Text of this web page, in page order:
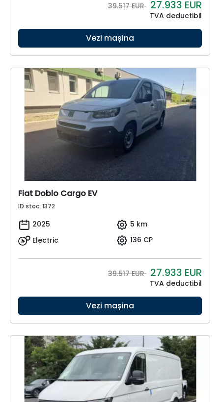
39.517 EUR 27.933 EUR
TVA deductibil
Vezi mașina
Fiat Doblo Cargo EV
ID stoc: 1372
2025
5 km
Electric
136 CP
39.517 EUR 27.933 EUR
TVA deductibil
Vezi mașina